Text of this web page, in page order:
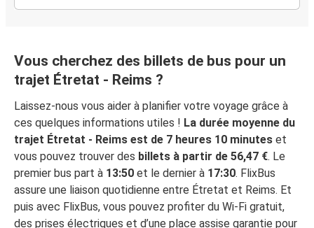
Vous cherchez des billets de bus pour un
trajet Étretat - Reims ?
Laissez-nous vous aider à planifier votre voyage grâce à
ces quelques informations utiles ! La durée moyenne du
trajet Étretat - Reims est de 7 heures 10 minutes et
vous pouvez trouver des billets à partir de 56,47 €. Le
premier bus part à 13:50 et le dernier à 17:30. FlixBus
assure une liaison quotidienne entre Étretat et Reims. Et
puis avec FlixBus, vous pouvez profiter du Wi-Fi gratuit,
des prises électriques et d’une place assise garantie pour